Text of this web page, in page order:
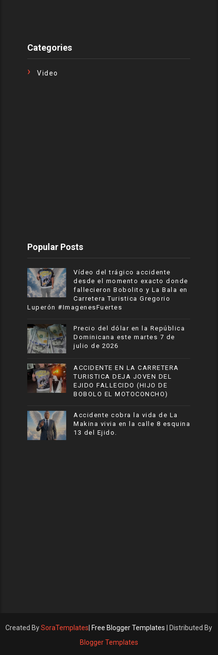
Categories
Video
Popular Posts
Vídeo del trágico accidente
desde el momento exacto donde
fallecieron Bobolito y La Bala en
Carretera Turistica Gregorio
Luperón #ImagenesFuertes
Precio del dólar en la República
Dominicana este martes 7 de
julio de 2026
ACCIDENTE EN LA CARRETERA
TURISTICA DEJA JOVEN DEL
EJIDO FALLECIDO (HIJO DE
BOBOLO EL MOTOCONCHO)
Accidente cobra la vida de La
Makina vivia en la calle 8 esquina
13 del Ejido.
Created BySoraTemplates Free Blogger Templates | Distributed By
Blogger Templates